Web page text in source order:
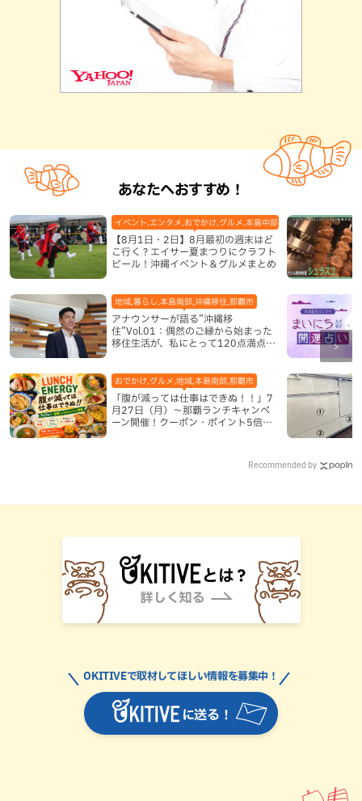
あなたへおすすめ！
【8月1日・2日】8月最初の週末はど
こ行く？エイサー夏まつりにクラフト
ビール！沖縄イベント＆グルメまとめ
イベント,エンタメ,おでかけ,グルメ,本島中部,本島北部,本島南部
アナウンサーが語る”沖縄移
住”Vol.01：偶然のご縁から始まった
移住生活が、私にとって120点満点に
地域,暮らし,本島南部,沖縄移住,那覇市
「腹が減っては仕事はできぬ！！」7
月27日（月）〜那覇ランチキャンペ
ーン開催！クーポン・ポイント5倍・
おでかけ,グルメ,地域,本島南部,那覇市
Recommended by
に送る！
OKITIVEで取材してほしい情報を募集中！